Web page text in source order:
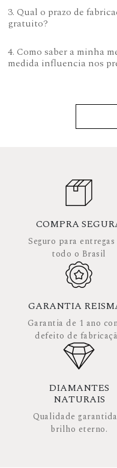
3. Qual o prazo de
gratuito?
4. Como saber a minha
medida influencia nos
COMPRA
Seguro para entregas
todo o Brasil
GARANTIA
Garantia de 1 ano
defeito de
DIAMANTES
NATURAIS
Qualidade
brilho eterno.